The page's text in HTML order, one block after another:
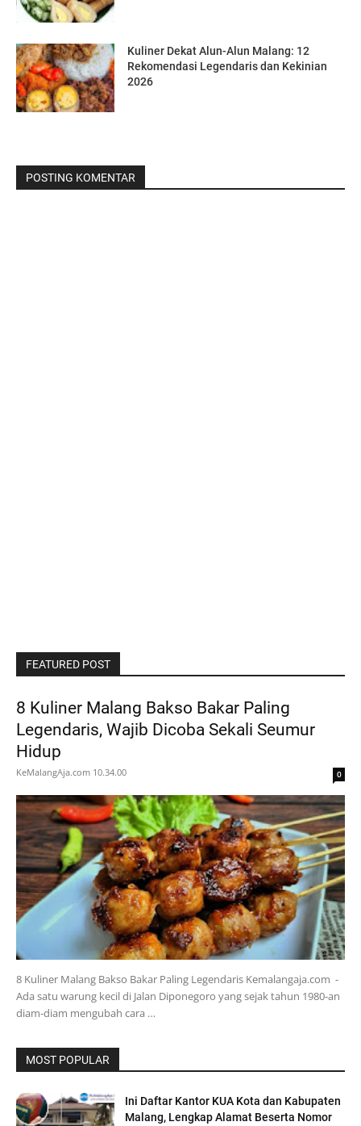
Kuliner Dekat Alun-Alun Malang: 12
Rekomendasi Legendaris dan Kekinian
2026
POSTING KOMENTAR
FEATURED POST
8 Kuliner Malang Bakso Bakar Paling
Legendaris, Wajib Dicoba Sekali Seumur
Hidup
KeMalangAja.com 10.34.00 0
8 Kuliner Malang Bakso Bakar Paling Legendaris Kemalangaja.com -
Ada satu warung kecil di Jalan Diponegoro yang sejak tahun 1980-an
diam-diam mengubah cara …
MOST POPULAR
Ini Daftar Kantor KUA Kota dan Kabupaten
Malang, Lengkap Alamat Beserta Nomor